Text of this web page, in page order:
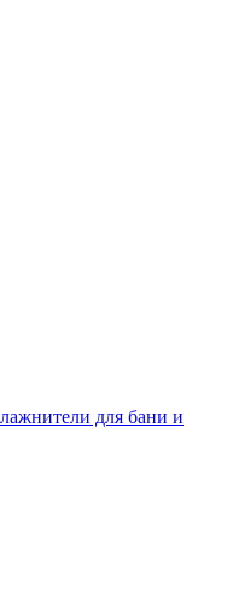
для бани и